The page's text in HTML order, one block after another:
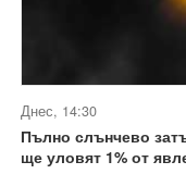
Днес, 14:30
Пълно слънчево
ще уловят 1% от